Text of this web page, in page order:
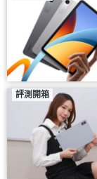
評測開箱